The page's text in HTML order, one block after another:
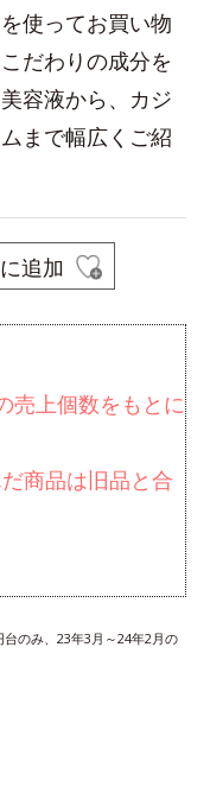
使ってお買い物
だわりの成分を
容液から、カジ
まで幅広くご紹
追加
売上個数をもとに
商品は旧品と合
のみ、23年3月～24年2月の